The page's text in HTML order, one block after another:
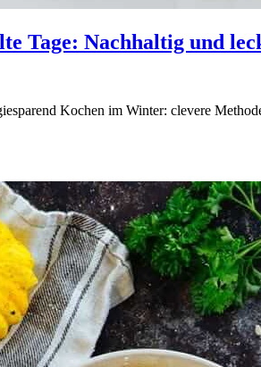
Tage: Nachhaltig und
Kochen im Winter: clevere